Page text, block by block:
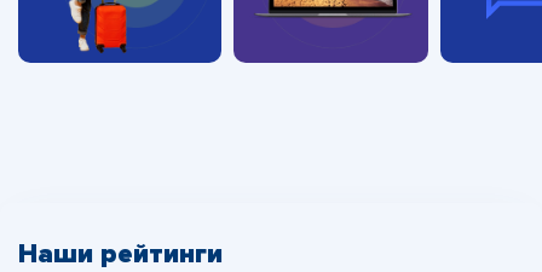
Наши рейтинги